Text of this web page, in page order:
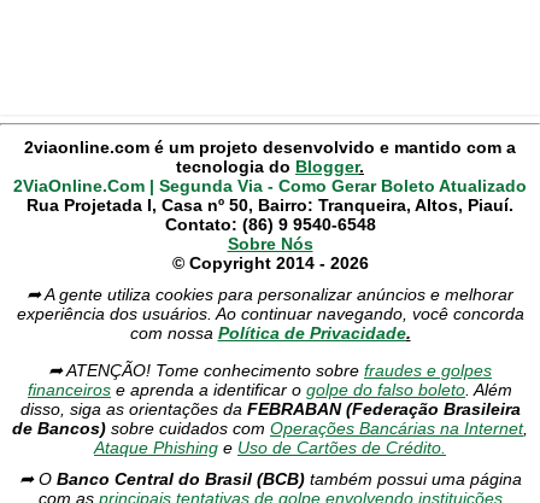
2viaonline.com é um projeto desenvolvido e mantido com a
tecnologia do Blogger.
2ViaOnline.Com | Segunda Via - Como Gerar Boleto Atualizado
Rua Projetada I, Casa nº 50, Bairro: Tranqueira, Altos, Piauí.
Contato: (86) 9 9540-6548
Sobre Nós
© Copyright 2014 - 2026
➦ A gente utiliza cookies para personalizar anúncios e melhorar
experiência dos usuários. Ao continuar navegando, você concorda
com nossa Política de Privacidade.
➦ ATENÇÃO! Tome conhecimento sobre fraudes e golpes
financeiros e aprenda a identificar o golpe do falso boleto . Além
disso, siga as orientações da FEBRABAN (Federação Brasileira
de Bancos) sobre cuidados com Operações Bancárias na Internet,
Ataque Phishing e Uso de Cartões de Crédito.
➦ O Banco Central do Brasil (BCB)também possui uma página
com as principais tentativas de golpe envolvendo instituições